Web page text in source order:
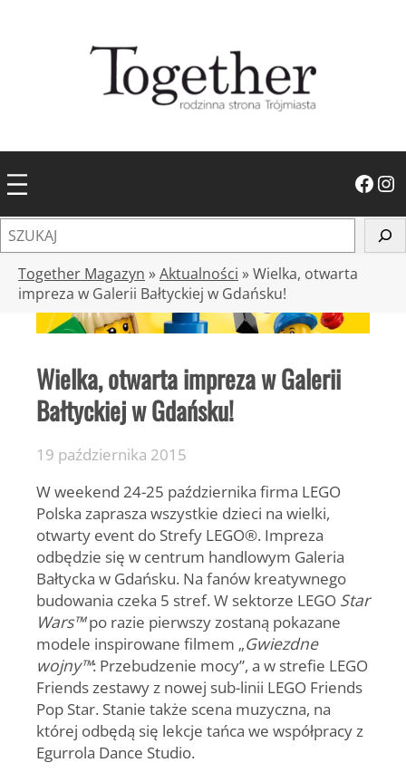
Facebook Instagram
z
Together Magazyn »Aktualności »Wielka, otwarta
impreza w Galerii Bałtyckiej w Gdańsku!
Wielka, otwarta impreza w Galerii
Bałtyckiej w Gdańsku!
19 października 2015
W weekend 24-25 października firma LEGO
Polska zaprasza wszystkie dzieci na wielki,
otwarty event do Strefy LEGO®. Impreza
odbędzie się w centrum handlowym Galeria
Bałtycka w Gdańsku. Na fanów kreatywnego
budowania czeka 5 stref. W sektorze LEGO Star
Wars™po razie pierwszy zostaną pokazane
modele inspirowane filmem „Gwiezdne
wojny™: Przebudzenie mocy”, a w strefie LEGO
Friends zestawy z nowej sub-linii LEGO Friends
Pop Star. Stanie także scena muzyczna, na
której odbędą się lekcje tańca we współpracy z
Egurrola Dance Studio.